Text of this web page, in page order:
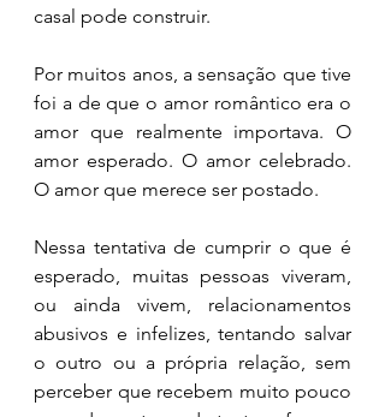
casal pode construir.
Por muitos anos, a sensação que tive
foi a de que o amor romântico era o
amor que realmente importava. O
amor esperado. O amor celebrado.
O amor que merece ser postado.
Nessa tentativa de cumprir o que é
esperado, muitas pessoas viveram,
ou ainda vivem, relacionamentos
abusivos e infelizes, tentando salvar
o outro ou a própria relação, sem
perceber que recebem muito pouco